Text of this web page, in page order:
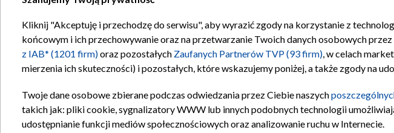
Regulamin TVP Polityka prywatności
Kliknij "Akceptuję i przechodzę do serwisu", aby wyrazić zgody na korzystanie z
końcowym i ich przechowywanie oraz na przetwarzanie Twoich danych osobowych
z IAB* (1201 firm)oraz pozostałych Zaufanych Partnerów TVP (93 firm), w celach
mierzenia ich skuteczności) i pozostałych, które wskazujemy poniżej, a także zgody na
Twoje dane osobowe zbierane podczas odwiedzania przez Ciebie naszych
takich jak: pliki cookie, sygnalizatory WWW lub innych podobnych technologii
udostępnianie funkcji mediów społecznościowych oraz analizowanie ruchu w Internecie.